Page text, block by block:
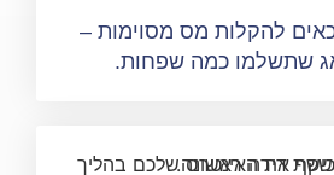
מס מסוימות –
כמה שפחות.